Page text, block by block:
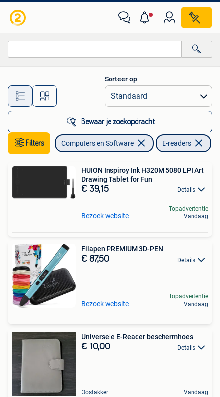
Alle afstanden…
Sorteer op
Bewaar je zoekopdracht
Filters Computers en Software E-readers
HUION Inspiroy Ink H320M 5080 LPI Art
Drawing Tablet for Fun
€ 39,15 Details
Bezoek website
Topadvertentie
Vandaag
Filapen PREMIUM 3D-PEN
€ 87,50 Details
Bezoek website
Topadvertentie
Vandaag
Universele E-Reader beschermhoes
€ 10,00 Details
Oostakker Vandaag